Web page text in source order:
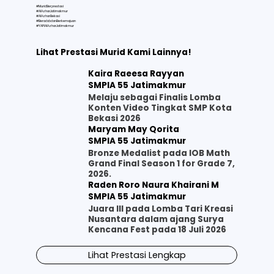
#MuridBerprestasi
#AlAzharJatimakmur
#AlAzharBekasi
#BeradabdanBerkemajuan
#YAPIAlAzharJatimakmur
Lihat Prestasi Murid Kami Lainnya!
Kaira Raeesa Rayyan
SMPIA 55 Jatimakmur
Melaju sebagai Finalis Lomba
Konten Video Tingkat SMP Kota
Bekasi 2026
Maryam May Qorita
SMPIA 55 Jatimakmur
Bronze Medalist pada IOB Math
Grand Final Season 1 for Grade 7,
2026.
Raden Roro Naura Khairani M
SMPIA 55 Jatimakmur
Juara III pada Lomba Tari Kreasi
Nusantara dalam ajang Surya
Kencana Fest pada 18 Juli 2026
Lihat Prestasi Lengkap